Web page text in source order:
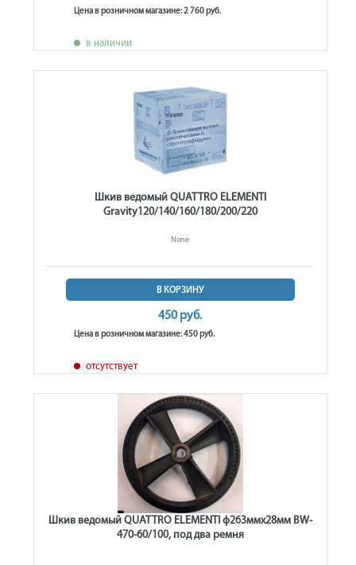
Цена в розничном магазине: 2 760 руб.
в наличии
Шкив ведомый QUATTRO ELEMENTI
Gravity120/140/160/180/200/220
None
В КОРЗИНУ
450 руб.
Цена в розничном магазине: 450 руб.
отсутствует
Шкив ведомый QUATTRO ELEMENTI ф263ммх28мм BW-
470-60/100, под два ремня